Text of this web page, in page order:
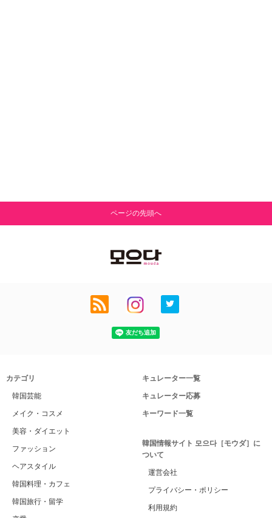
ページの先頭へ
カテゴリ
韓国芸能
メイク・コスメ
美容・ダイエット
ファッション
ヘアスタイル
韓国料理・カフェ
韓国旅行・留学
キュレーター一覧
キュレーター応募
キーワード一覧
韓国情報サイト 모으다［モウダ］に
ついて
運営会社
プライバシー・ポリシー
利用規約